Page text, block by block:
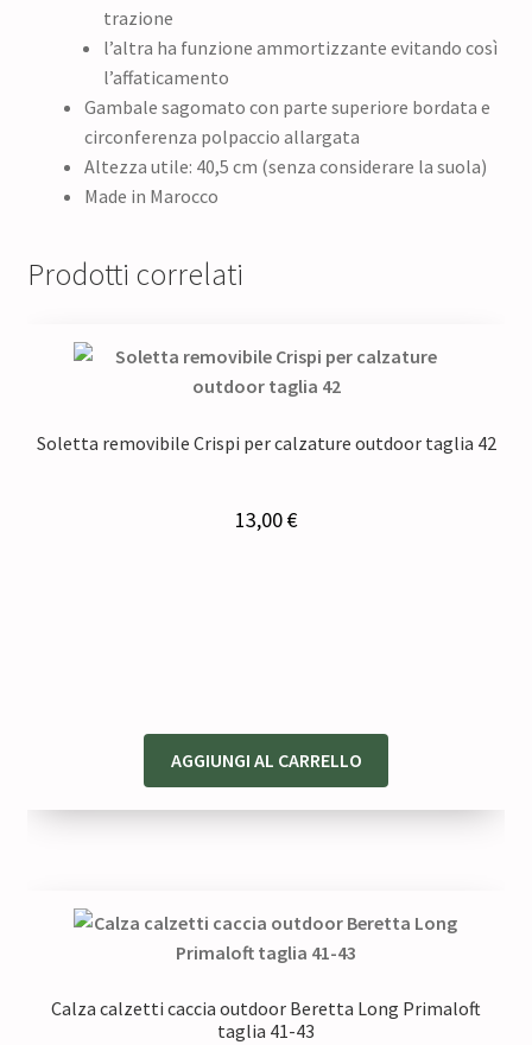
trazione
l’altra ha funzione ammortizzante evitando così
l’affaticamento
Gambale sagomato con parte superiore bordata e
circonferenza polpaccio allargata
Altezza utile: 40,5 cm (senza considerare la suola)
Made in Marocco
Prodotti correlati
Soletta removibile Crispi per calzature outdoor taglia 42
13,00€
AGGIUNGI AL CARRELLO
Calza calzetti caccia outdoor Beretta Long Primaloft
taglia 41-43